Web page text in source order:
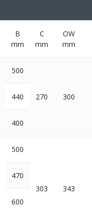
B
mm
C
mm
OW
mm
500
270 300
440
400
500
303 343
470
600